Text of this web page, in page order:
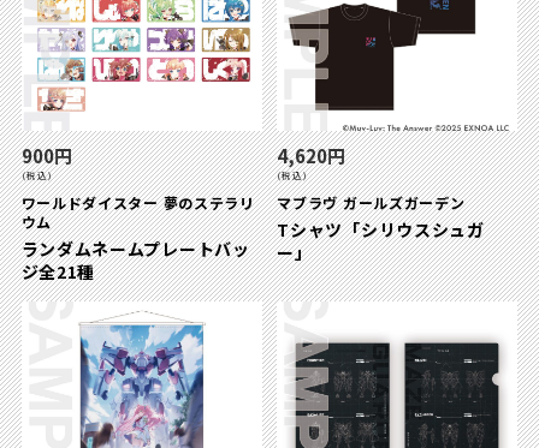
900円
(税込)
ワールドダイスター 夢のステラリ
ウム
ランダムネームプレートバッ
ジ全21種
4,620円
(税込)
マブラヴ ガールズガーデン
Tシャツ「シリウスシュガ
ー」